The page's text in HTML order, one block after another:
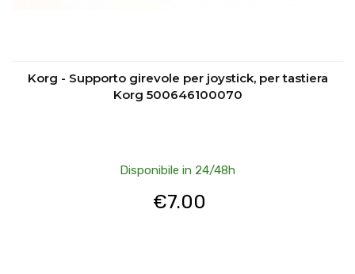
Korg - Supporto girevole per joystick, per tastiera
Korg 500646100070
Disponibile in 24/48h
€7.00